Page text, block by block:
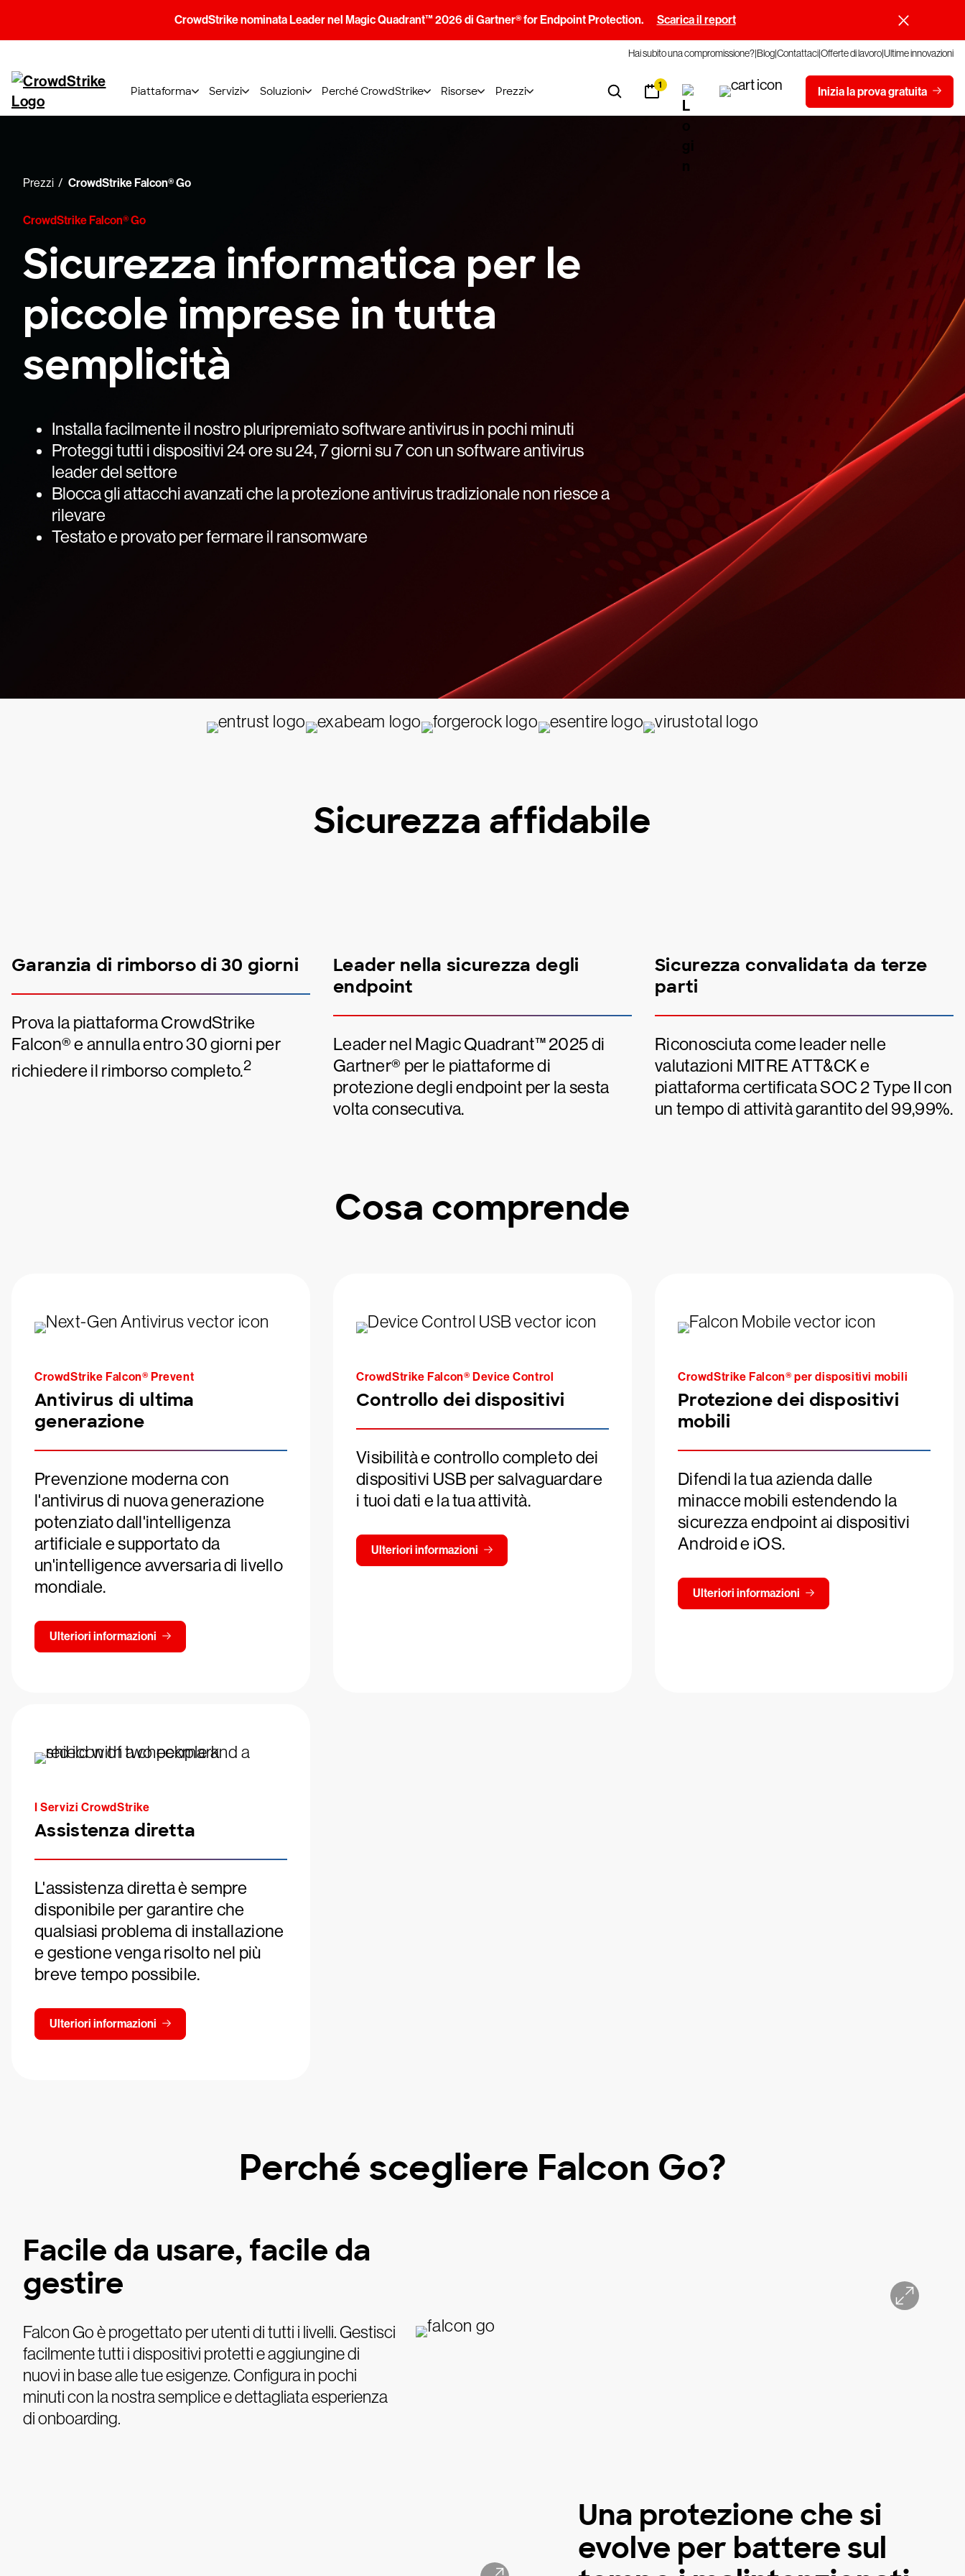
CrowdStrike nominata Leader nel Magic Quadrant™ 2026 di Gartner® for Endpoint Protection. Scarica il report
Hai subito una compromissione?BlogContattaciOfferte di lavoroUltime innovazioni
Piattaforma Servizi Soluzioni Perché CrowdStrike Risorse Prezzi 1 Inizia la prova gratuita
Prezzi CrowdStrike Falcon® Go
CrowdStrike Falcon® Go
Sicurezza informatica per le
piccole imprese in tutta
semplicità
Installa facilmente il nostro pluripremiato software antivirus in pochi minuti
Proteggi tutti i dispositivi 24 ore su 24, 7 giorni su 7 con un software antivirus
leader del settore
Blocca gli attacchi avanzati che la protezione antivirus tradizionale non riesce a
rilevare
Testato e provato per fermare il ransomware
Sicurezza affidabile
Garanzia di rimborso di 30 giorni
Prova la piattaforma CrowdStrike
Falcon® e annulla entro 30 giorni per
richiedere il rimborso completo.2
Leader nella sicurezza degli
endpoint
Leader nel Magic Quadrant™ 2025 di
Gartner® per le piattaforme di
protezione degli endpoint per la sesta
volta consecutiva.
Sicurezza convalidata da terze
parti
Riconosciuta come leader nelle
valutazioni MITRE ATT&CK e
piattaforma certificata SOC 2 Type II con
un tempo di attività garantito del 99,99%.
Cosa comprende
CrowdStrike Falcon® Prevent
Antivirus di ultima
generazione
Prevenzione moderna con
l'antivirus di nuova generazione
potenziato dall'intelligenza
artificiale e supportato da
un'intelligence avversaria di livello
mondiale.
Ulteriori informazioni
CrowdStrike Falcon® Device Control
Controllo dei dispositivi
Visibilità e controllo completo dei
dispositivi USB per salvaguardare
i tuoi dati e la tua attività.
Ulteriori informazioni
CrowdStrike Falcon® per dispositivi mobili
Protezione dei dispositivi
mobili
Difendi la tua azienda dalle
minacce mobili estendendo la
sicurezza endpoint ai dispositivi
Android e iOS.
Ulteriori informazioni
I Servizi CrowdStrike
Assistenza diretta
L'assistenza diretta è sempre
disponibile per garantire che
qualsiasi problema di installazione
e gestione venga risolto nel più
breve tempo possibile.
Ulteriori informazioni
Perché scegliere Falcon Go?
Facile da usare, facile da
gestire
Falcon Go è progettato per utenti di tutti i livelli. Gestisci
facilmente tutti i dispositivi protetti e aggiungine di
nuovi in base alle tue esigenze. Configura in pochi
minuti con la nostra semplice e dettagliata esperienza
di onboarding.
Una protezione che si
evolve per battere sul